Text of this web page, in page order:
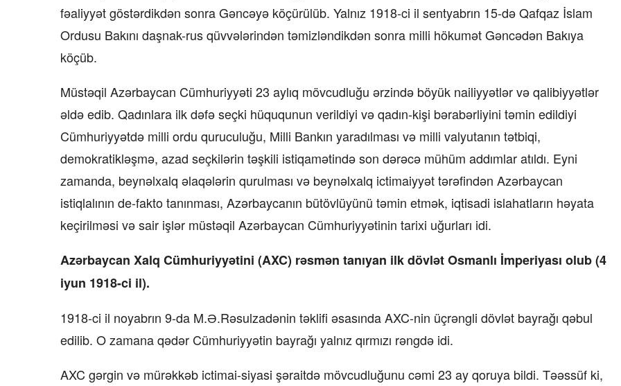
fəaliyyət göstərdikdən sonra Gəncəyə köçürülüb. Yalnız 1918-ci il sentyabrın 15-də Qafqaz İslam
Ordusu Bakını daşnak-rus qüvvələrindən təmizləndikdən sonra milli hökumət Gəncədən Bakıya
köçüb.
Müstəqil Azərbaycan Cümhuriyyəti 23 aylıq mövcudluğu ərzində böyük nailiyyətlər və qalibiyyətlər
əldə edib. Qadınlara ilk dəfə seçki hüququnun verildiyi və qadın-kişi bərabərliyini təmin edildiyi
Cümhuriyyətdə milli ordu quruculuğu, Milli Bankın yaradılması və milli valyutanın tətbiqi,
demokratikləşmə, azad seçkilərin təşkili istiqamətində son dərəcə mühüm addımlar atıldı. Eyni
zamanda, beynəlxalq əlaqələrin qurulması və beynəlxalq ictimaiyyət tərəfindən Azərbaycan
istiqlalının de-fakto tanınması, Azərbaycanın bütövlüyünü təmin etmək, iqtisadi islahatların həyata
keçirilməsi və sair işlər müstəqil Azərbaycan Cümhuriyyətinin tarixi uğurları idi.
Azərbaycan Xalq Cümhuriyyətini (AXC) rəsmən tanıyan ilk dövlət Osmanlı İmperiyası olub (4
iyun 1918-ci il).
1918-ci il noyabrın 9-da M.Ə.Rəsulzadənin təklifi əsasında AXC-nin üçrəngli dövlət bayrağı qəbul
edilib. O zamana qədər Cümhuriyyətin bayrağı yalnız qırmızı rəngdə idi.
AXC gərgin və mürəkkəb ictimai-siyasi şəraitdə mövcudluğunu cəmi 23 ay qoruya bildi. Təəssüf ki,